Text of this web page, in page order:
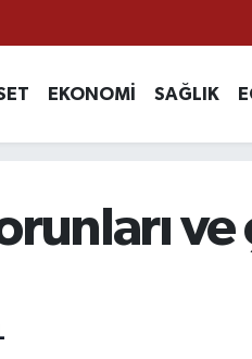
EKONOMİ SAĞLIK